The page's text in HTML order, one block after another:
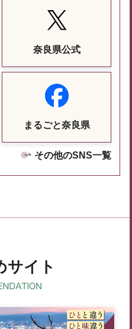
奈良県公式
まるごと奈良県
その他のSNS一覧
サイト